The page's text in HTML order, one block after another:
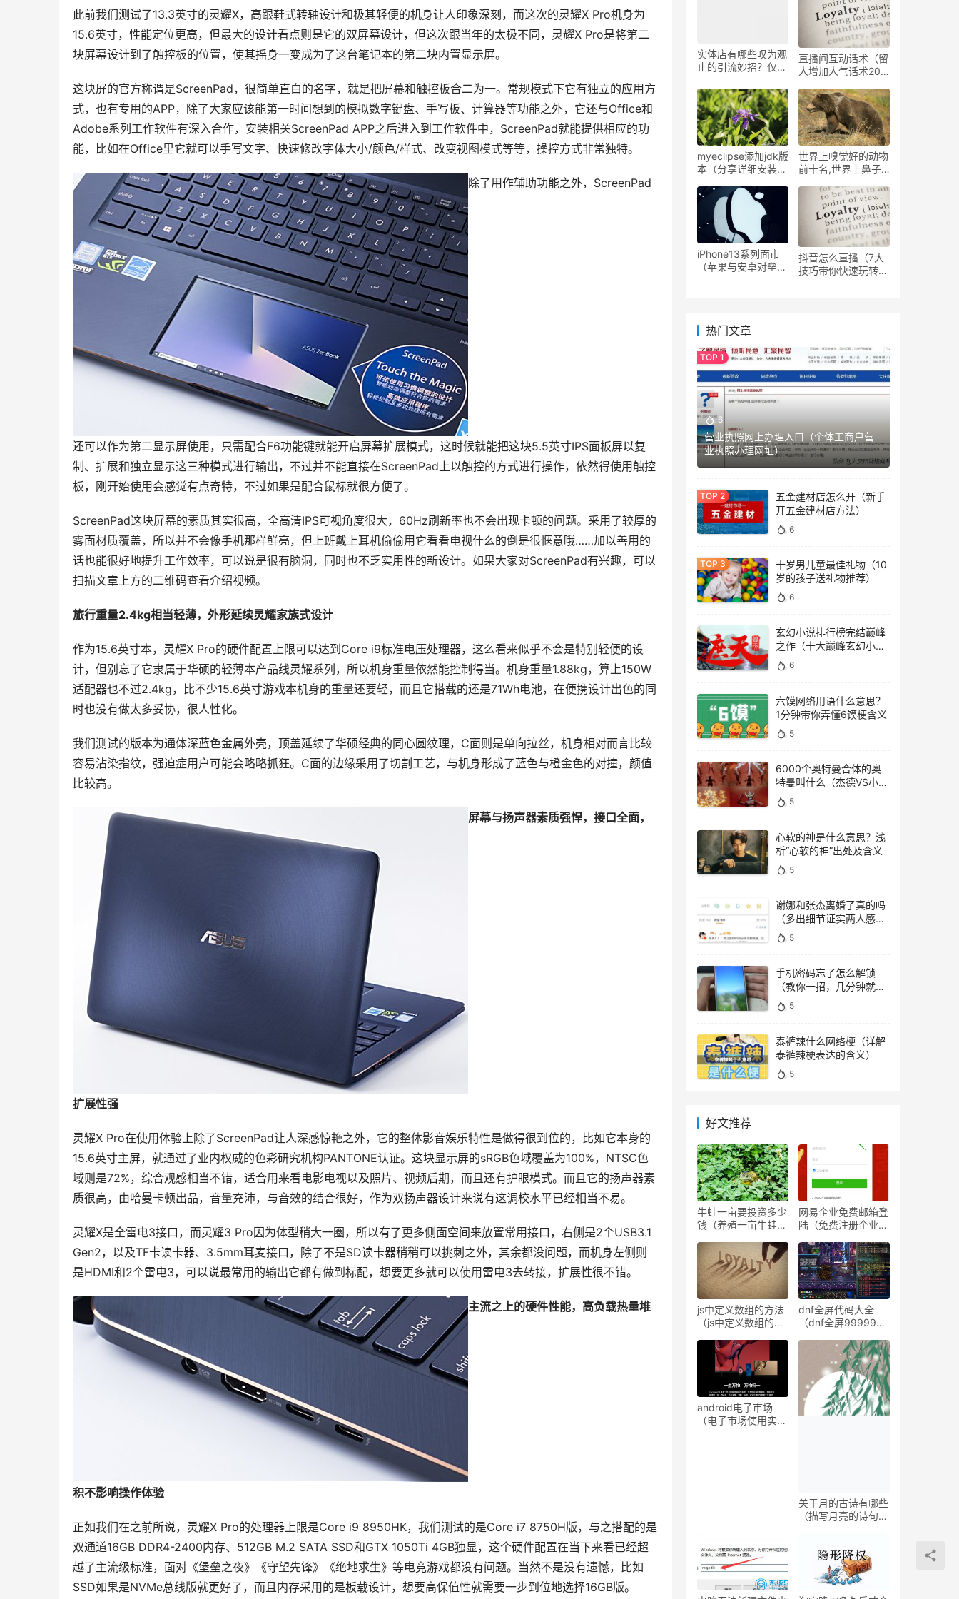
此前我们测试了13.3英寸的灵耀X，高跟鞋式转轴设计和极其轻便的机身让人印象深刻，而这次的灵耀X Pro机身为
15.6英寸，性能定位更高，但最大的设计看点则是它的双屏幕设计，但这次跟当年的太极不同，灵耀X Pro是将第二
块屏幕设计到了触控板的位置，使其摇身一变成为了这台笔记本的第二块内置显示屏。
这块屏的官方称谓是ScreenPad，很简单直白的名字，就是把屏幕和触控板合二为一。常规模式下它有独立的应用方
式，也有专用的APP，除了大家应该能第一时间想到的模拟数字键盘、手写板、计算器等功能之外，它还与Office和
Adobe系列工作软件有深入合作，安装相关ScreenPad APP之后进入到工作软件中，ScreenPad就能提供相应的功
能，比如在Office里它就可以手写文字、快速修改字体大小/颜色/样式、改变视图模式等等，操控方式非常独特。
除了用作辅助功能之外，ScreenPad
还可以作为第二显示屏使用，只需配合F6功能键就能开启屏幕扩展模式，这时候就能把这块5.5英寸IPS面板屏以复
制、扩展和独立显示这三种模式进行输出，不过并不能直接在ScreenPad上以触控的方式进行操作，依然得使用触控
板，刚开始使用会感觉有点奇特，不过如果是配合鼠标就很方便了。
ScreenPad这块屏幕的素质其实很高，全高清IPS可视角度很大，60Hz刷新率也不会出现卡顿的问题。采用了较厚的
雾面材质覆盖，所以并不会像手机那样鲜亮，但上班戴上耳机偷偷用它看看电视什么的倒是很惬意哦……加以善用的
话也能很好地提升工作效率，可以说是很有脑洞，同时也不乏实用性的新设计。如果大家对ScreenPad有兴趣，可以
扫描文章上方的二维码查看介绍视频。
旅行重量2.4kg相当轻薄，外形延续灵耀家族式设计
作为15.6英寸本，灵耀X Pro的硬件配置上限可以达到Core i9标准电压处理器，这么看来似乎不会是特别轻便的设
计，但别忘了它隶属于华硕的轻薄本产品线灵耀系列，所以机身重量依然能控制得当。机身重量1.88kg，算上150W
适配器也不过2.4kg，比不少15.6英寸游戏本机身的重量还要轻，而且它搭载的还是71Wh电池，在便携设计出色的同
时也没有做太多妥协，很人性化。
我们测试的版本为通体深蓝色金属外壳，顶盖延续了华硕经典的同心圆纹理，C面则是单向拉丝，机身相对而言比较
容易沾染指纹，强迫症用户可能会略略抓狂。C面的边缘采用了切割工艺，与机身形成了蓝色与橙金色的对撞，颜值
比较高。
屏幕与扬声器素质强悍，接口全面，
扩展性强
灵耀X Pro在使用体验上除了ScreenPad让人深感惊艳之外，它的整体影音娱乐特性是做得很到位的，比如它本身的
15.6英寸主屏，就通过了业内权威的色彩研究机构PANTONE认证。这块显示屏的sRGB色域覆盖为100%，NTSC色
域则是72%，综合观感相当不错，适合用来看电影电视以及照片、视频后期，而且还有护眼模式。而且它的扬声器素
质很高，由哈曼卡顿出品，音量充沛，与音效的结合很好，作为双扬声器设计来说有这调校水平已经相当不易。
灵耀X是全雷电3接口，而灵耀3 Pro因为体型稍大一圈，所以有了更多侧面空间来放置常用接口，右侧是2个USB3.1
Gen2，以及TF卡读卡器、3.5mm耳麦接口，除了不是SD读卡器稍稍可以挑刺之外，其余都没问题，而机身左侧则
是HDMI和2个雷电3，可以说最常用的输出它都有做到标配，想要更多就可以使用雷电3去转接，扩展性很不错。
主流之上的硬件性能，高负载热量堆
积不影响操作体验
正如我们在之前所说，灵耀X Pro的处理器上限是Core i9 8950HK，我们测试的是Core i7 8750H版，与之搭配的是
双通道16GB DDR4-2400内存、512GB M.2 SATA SSD和GTX 1050Ti 4GB独显，这个硬件配置在当下来看已经超
越了主流级标准，面对《堡垒之夜》《守望先锋》《绝地求生》等电竞游戏都没有问题。当然不是没有遗憾，比如
SSD如果是NVMe总线版就更好了，而且内存采用的是板载设计，想要高保值性就需要一步到位地选择16GB版。
实体店有哪些叹为观
止的引流妙招？仅用
1000人
直播间互动话术（留
人增加人气话术20
myeclipse添加jdk版
本（分享详细安装步
世界上嗅觉好的动物
前十名,世界上鼻子
iPhone13系列面市
（苹果与安卓对垒高
抖音怎么直播（7大
技巧带你快速玩转抖
热门文章
6
营业执照网上办理入口（个体工商户营
业执照办理网址）
五金建材店怎么开（新手
开五金建材店方法）
6
十岁男儿童最佳礼物（10
岁的孩子送礼物推荐）
6
玄幻小说排行榜完结巅峰
之作（十大巅峰玄幻小说
排行榜）
6
六馍网络用语什么意思？
1分钟带你弄懂6馍梗含义
5
6000个奥特曼合体的奥
特曼叫什么（杰德VS小金
人）5
心软的神是什么意思？浅
析“心软的神”出处及含义
5
谢娜和张杰离婚了真的吗
（多出细节证实两人感情
稳定）
5
手机密码忘了怎么解锁
（教你一招，几分钟就能
顺利解锁）
5
泰裤辣什么网络梗（详解
泰裤辣梗表达的含义）
5
好文推荐
牛蛙一亩要投资多少
钱（养殖一亩牛蛙的
网易企业免费邮箱登
陆（免费注册企业邮
js中定义数组的方法
（js中定义数组的两
dnf全屏代码大全
（dnf全屏999999
android电子市场
（电子市场使用实战
关于月的古诗有哪些
（描写月亮的诗句欣